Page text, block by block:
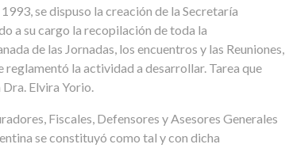
se dispuso la creación de la Secretaría
a su cargo la recopilación de toda la
de las Jornadas, los encuentros y las Reuniones,
reglamentó la actividad a desarrollar. Tarea que
Elvira Yorio.
Fiscales, Defensores y Asesores Generales
se constituyó como tal y con dicha